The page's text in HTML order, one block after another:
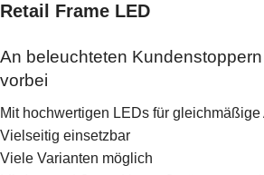
Retail Frame LED
An beleuchteten
vorbei
Mit hochwertigen LEDs für gleichmäßige
Vielseitig einsetzbar
Viele Varianten möglich